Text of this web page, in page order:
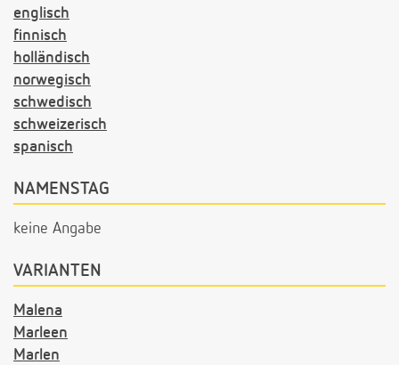
englisch
finnisch
holländisch
norwegisch
schwedisch
schweizerisch
spanisch
NAMENSTAG
keine Angabe
VARIANTEN
Malena
Marleen
Marlen